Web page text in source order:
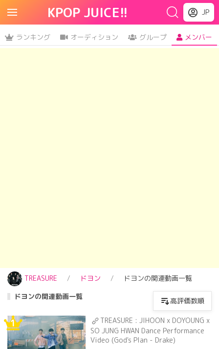
KPOP JUICE!! JP
ランキング オーディション グループ メンバー
TREASURE ドヨン
ドヨンの関連動画一覧
ドヨンの関連動画一覧
高評価数順
1
TREASURE : JIHOON x DOYOUNG x
SO JUNG HWAN Dance Performance
Video (God's Plan - Drake)